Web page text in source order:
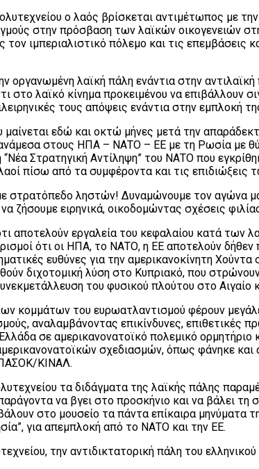
ο λαός βρίσκεται αντιμέτωπος με
στην πρόσβαση των λαϊκών οικογενειών
τον ιμπεριαλιστικό πόλεμο και τις
οργανωμένη λαϊκή πάλη ενάντια στην
στο λαϊκό κίνημα προκειμένου να επιβάλλουν
τους απόψεις ενάντια στην εμπλοκή
εδώ και οκτώ μήνες μετά την
στους ΗΠΑ – ΝΑΤΟ – ΕΕ με τη Ρωσία με
“Νέα Στρατηγική Αντίληψη” του ΝΑΤΟ που
πίσω από τα συμφέροντα και τις
στρατόπεδο ληστών! Δυναμώνουμε τον αγώνα
ζήσουμε ειρηνικά, οικοδομώντας σχέσεις
αποτελούν εργαλεία του κεφαλαίου κατά των
ότι οι ΗΠΑ, το ΝΑΤΟ, η ΕΕ αποτελούν
ευθύνες για την αμερικανοκίνητη
διχοτομική λύση στο Κυπριακό, που
του φυσικού πλούτου στο Αιγαίο
κομμάτων του ευρωατλαντισμού φέρουν
αναλαμβάνοντας επικίνδυνες,
σε αμερικανονατοϊκό πολεμικό
σχεδιασμών, όπως φάνηκε
ΠΑΣΟΚ/ΚΙΝΑΛ.
τα διδάγματα της λαϊκής πάλης
να βγει στο προσκήνιο και να βάλει τη
στο μουσείο τα πάντα επίκαιρα μηνύματα
για απεμπλοκή από το ΝΑΤΟ και την ΕΕ.
την αντιδικτατορική πάλη του